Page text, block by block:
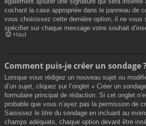
cochant la case appropriée dans le panneau de
vous choisissez cette dernière option, il ne vous
spécifier sur chaque message votre souhait
Haut
Comment puis-je créer un sondage
Lorsque vous rédigez un nouveau sujet ou
d’un sujet, cliquez sur l’onglet « Créer un
formulaire principal de rédaction. Si cet onglet
probable que vous n’ayez pas la permission de
Saisissez le titre du sondage en incluant au
champs adéquats, chaque option devant être